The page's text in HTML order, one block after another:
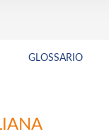
GLOSSARIO